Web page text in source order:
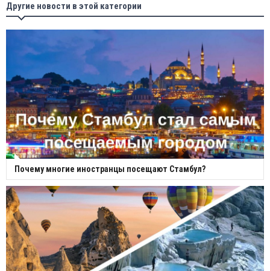
Другие новости в этой категории
Почему многие иностранцы посещают Стамбул?